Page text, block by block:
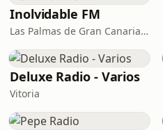
Inolvidable FM
Las Palmas de Gran Canaria · 95.8 FM
Deluxe Radio - Varios
Vitoria